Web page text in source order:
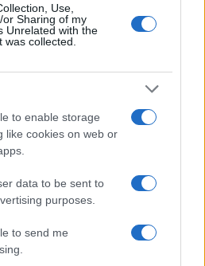
Use,
Sharing of my
Unrelated with the
collected.
to enable storage
like cookies on web or
data to be sent to
purposes.
to send me
menù del sito o
Criptovalute
Nakamoto
le tue segnalazioni,
e le tue foto
7512